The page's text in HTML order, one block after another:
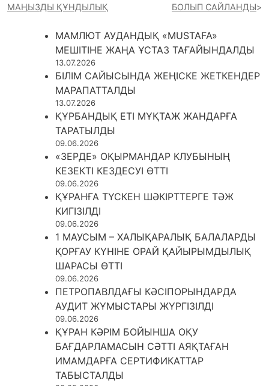
МАҢЫЗДЫ ҚҰНДЫЛЫҚ
БОЛЫП САЙЛАНДЫ
МАМЛЮТ АУДАНДЫҚ «MUSTAFA»
МЕШІТІНЕ ЖАҢА ҰСТАЗ ТАҒАЙЫНДАЛДЫ
13.07.2026
БІЛІМ САЙЫСЫНДА ЖЕҢІСКЕ ЖЕТКЕНДЕР
МАРАПАТТАЛДЫ
13.07.2026
ҚҰРБАНДЫҚ ЕТІ МҰҚТАЖ ЖАНДАРҒА
ТАРАТЫЛДЫ
09.06.2026
«ЗЕРДЕ» ОҚЫРМАНДАР КЛУБЫНЫҢ
КЕЗЕКТІ КЕЗДЕСУІ ӨТТІ
09.06.2026
ҚҰРАНҒА ТҮСКЕН ШӘКІРТТЕРГЕ ТӘЖ
КИГІЗІЛДІ
09.06.2026
1 МАУСЫМ – ХАЛЫҚАРАЛЫҚ БАЛАЛАРДЫ
ҚОРҒАУ КҮНІНЕ ОРАЙ ҚАЙЫРЫМДЫЛЫҚ
ШАРАСЫ ӨТТІ
09.06.2026
ПЕТРОПАВЛДАҒЫ КӘСІПОРЫНДАРДА
АУДИТ ЖҰМЫСТАРЫ ЖҮРГІЗІЛДІ
09.06.2026
ҚҰРАН КӘРІМ БОЙЫНША ОҚУ
БАҒДАРЛАМАСЫН СӘТТІ АЯҚТАҒАН
ИМАМДАРҒА СЕРТИФИКАТТАР
ТАБЫСТАЛДЫ